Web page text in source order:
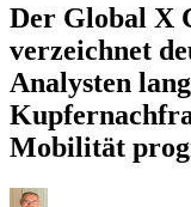
Der Global X
verzeichnet
Analysten
Mobilität